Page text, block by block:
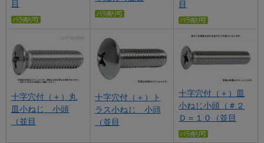
目
目
十字穴付（＋）丸
皿小ねじ 小頭
（並目
十字穴付（＋）ト
ラス小ねじ 小頭
（並目
十字穴付（＋）皿
小ねじ小頭（＃２
Ｄ＝１０（並目